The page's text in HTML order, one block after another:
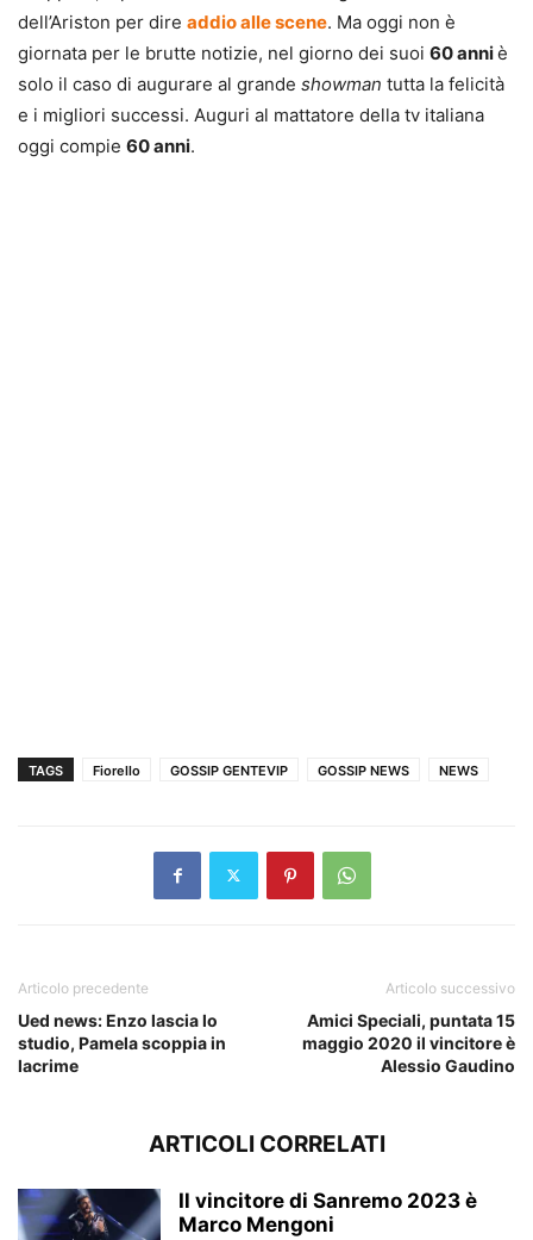
dell’Ariston per dire addio alle scene. Ma oggi non è
giornata per le brutte notizie, nel giorno dei suoi 60 anniè
solo il caso di augurare al grande showman tutta la felicità
e i migliori successi. Auguri al mattatore della tv italiana
oggi compie 60 anni.
TAGS Fiorello GOSSIP GENTEVIP GOSSIP NEWS NEWS
Articolo precedente
Ued news: Enzo lascia lo
studio, Pamela scoppia in
lacrime
Articolo successivo
Amici Speciali, puntata 15
maggio 2020 il vincitore è
Alessio Gaudino
ARTICOLI CORRELATI
Il vincitore di Sanremo 2023 è
Marco Mengoni